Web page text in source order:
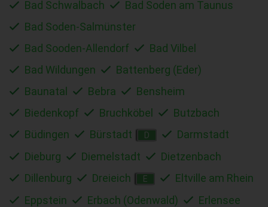
Bad Schwalbach
Bad Soden am Taunus
Bad Soden-Salmünster
Bad Sooden-Allendorf
Bad Vilbel
Bad Wildungen
Battenberg (Eder)
Baunatal
Bebra
Bensheim
Biedenkopf
Bruchköbel
Butzbach
Büdingen
Bürstadt D
Darmstadt
Dieburg
Diemelstadt
Dietzenbach
Dillenburg
Dreieich E
Eltville am Rhein
Eppstein
Erbach (Odenwald)
Erlensee